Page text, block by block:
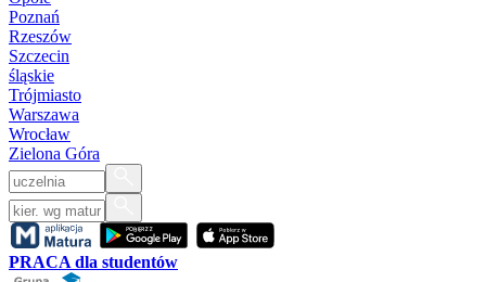
Poznań
Rzeszów
Szczecin
śląskie
Trójmiasto
Warszawa
Wrocław
Zielona Góra
PRACA dla studentów